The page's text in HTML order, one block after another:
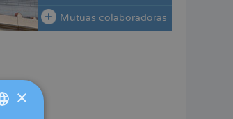
Mutuas colaboradoras
×